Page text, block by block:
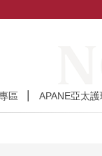
區 APANE亞太